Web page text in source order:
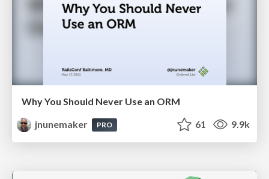
Why You Should Never Use an ORM
jnunemaker
PRO 61 9.9k